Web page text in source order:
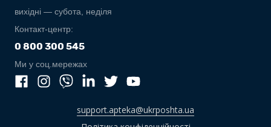
вихідні — субота, неділя
Контакт-центр:
0 800 300 545
Ми у соц.мережах
support.apteka@ukrposhta.ua